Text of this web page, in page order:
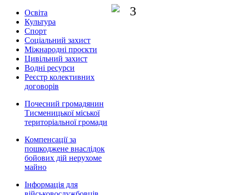
Освіта
Культура
Спорт
Соціальний захист
Міжнародні проєкти
Цивільний захист
Водні ресурси
Реєстр колективних
договорів
Почесний громадянин
Тисменицької міської
територіальної громади
Компенсації за
пошкоджене внаслідок
бойових дій нерухоме
майно
Інформація для